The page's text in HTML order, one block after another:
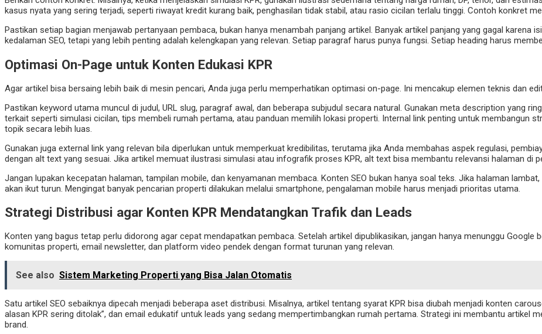
kasus nyata yang sering terjadi, seperti riwayat kredit kurang baik, penghasilan tidak stabil, atau rasio cicilan terlalu tinggi. Contoh konkret
Pastikan setiap bagian menjawab pertanyaan pembaca, bukan hanya menambah panjang artikel. Banyak artikel panjang yang gagal karena
kedalaman SEO, tetapi yang lebih penting adalah kelengkapan yang relevan. Setiap paragraf harus punya fungsi. Setiap heading harus
Optimasi On-Page untuk Konten Edukasi KPR
Agar artikel bisa bersaing lebih baik di mesin pencari, Anda juga perlu memperhatikan optimasi on-page. Ini mencakup elemen teknis dan
Pastikan keyword utama muncul di judul, URL slug, paragraf awal, dan beberapa subjudul secara natural. Gunakan meta description yang
terkait seperti simulasi cicilan, tips membeli rumah pertama, atau panduan memilih lokasi properti. Internal link penting untuk membangun
topik secara lebih luas.
Gunakan juga external link yang relevan bila diperlukan untuk memperkuat kredibilitas, terutama jika Anda membahas aspek regulasi,
dengan alt text yang sesuai. Jika artikel memuat ilustrasi simulasi atau infografik proses KPR, alt text bisa membantu relevansi halaman di
Jangan lupakan kecepatan halaman, tampilan mobile, dan kenyamanan membaca. Konten SEO bukan hanya soal teks. Jika halaman
akan ikut turun. Mengingat banyak pencarian properti dilakukan melalui smartphone, pengalaman mobile harus menjadi prioritas utama.
Strategi Distribusi agar Konten KPR Mendatangkan Trafik dan Leads
Konten yang bagus tetap perlu didorong agar cepat mendapatkan pembaca. Setelah artikel dipublikasikan, jangan hanya menunggu Google
komunitas properti, email newsletter, dan platform video pendek dengan format turunan yang relevan.
See also Sistem Marketing Properti yang Bisa Jalan Otomatis
Satu artikel SEO sebaiknya dipecah menjadi beberapa aset distribusi. Misalnya, artikel tentang syarat KPR bisa diubah menjadi konten
alasan KPR sering ditolak”, dan email edukatif untuk leads yang sedang mempertimbangkan rumah pertama. Strategi ini membantu artikel
brand.